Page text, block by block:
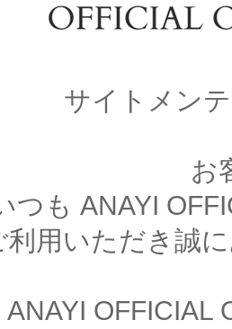
サイトメン
お
つも ANAYI
利用いただき誠
ANAYI OFFICIAL